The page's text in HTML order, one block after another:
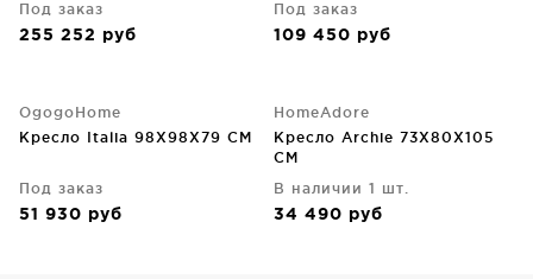
Под заказ
255 252 руб
Под заказ
109 450 руб
OgogoHome
Кресло Italia 98X98X79 CM
Под заказ
51 930 руб
HomeAdore
Кресло Archie 73X80X105
CM
В наличии 1 шт.
34 490 руб